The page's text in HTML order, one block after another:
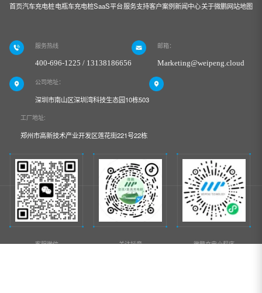
首页汽车充电桩电瓶车充电桩SaaS平台服务支持客户案例新闻中心关于微鹏网站地图
服务热线
400-696-1225 / 13138186656
邮箱：
Marketing@weipeng.cloud
公司地址：
深圳市南山区深圳湾科技生态园10栋503
工厂地址:
郑州市高新技术产业开发区莲花街221号22栋
客服微信 关注抖音 微鹏充电小程序